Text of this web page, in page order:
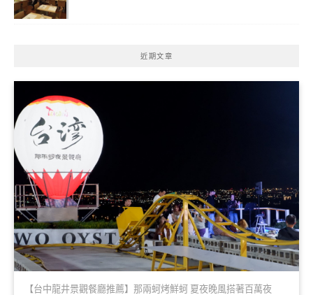
近期文章
【台中龍井景觀餐廳推薦】那兩蚵烤鮮蚵 夏夜晚風搭著百萬夜